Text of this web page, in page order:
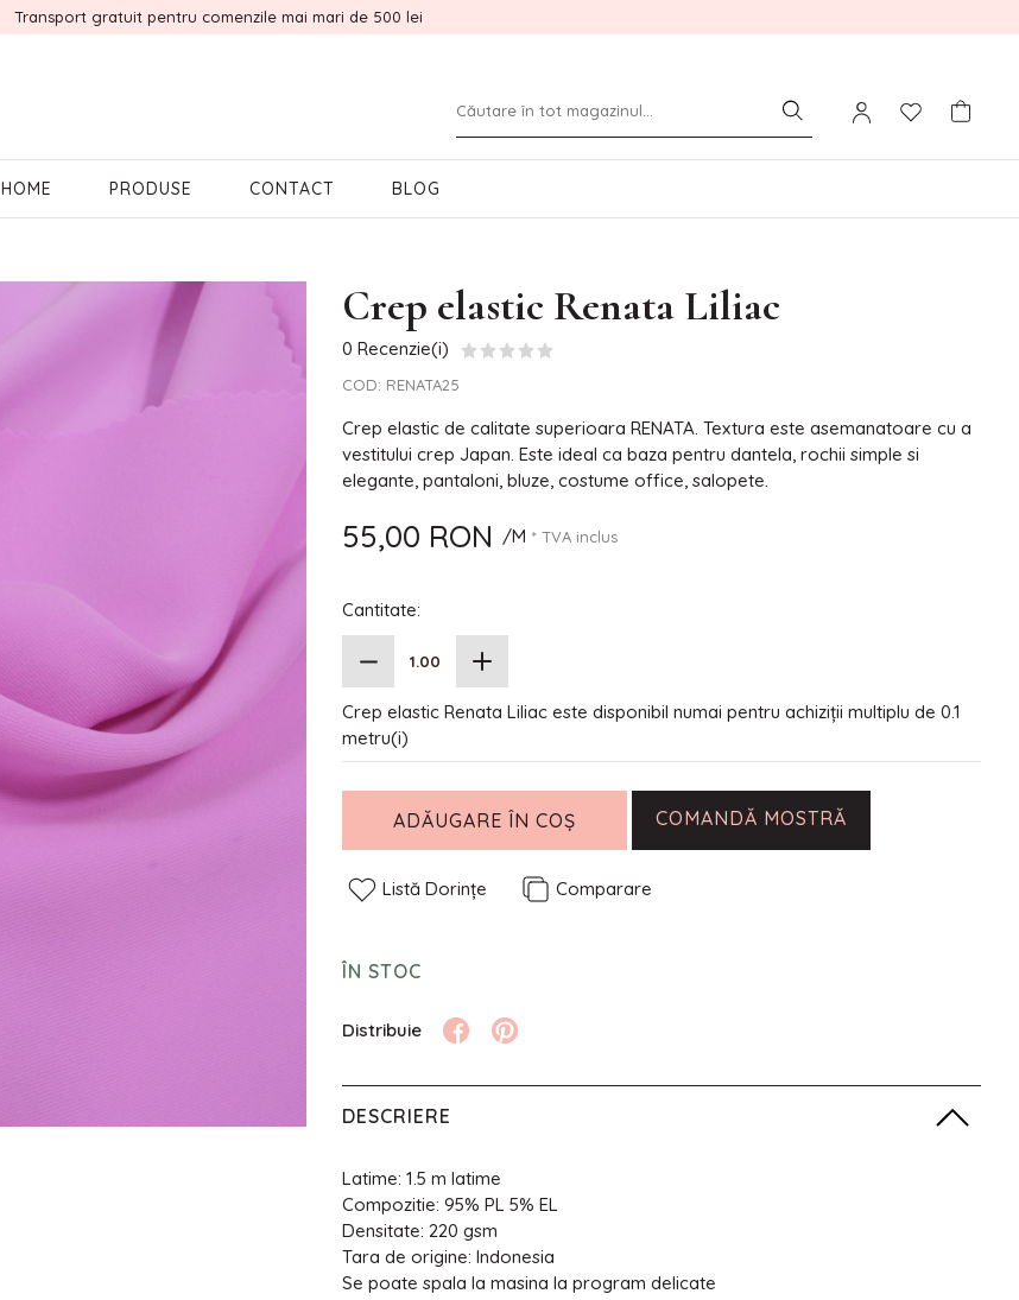
Transport gratuit pentru comenzile mai mari de 500 lei
HOME PRODUSE CONTACT BLOG
Crep elastic Renata Liliac
0 Recenzie(i)
COD: RENATA25
Crep elastic de calitate superioara RENATA. Textura este asemanatoare cu a
vestitului crep Japan. Este ideal ca baza pentru dantela, rochii simple si
elegante, pantaloni, bluze, costume office, salopete.
55,00 RON /M * TVA inclus
Cantitate:
Crep elastic Renata Liliac este disponibil numai pentru achiziții multiplu de 0.1
metru(i)
ADĂUGARE ÎN COȘ COMANDĂ MOSTRĂ
Listă Dorințe Comparare
ÎN STOC
DESCRIERE
Latime: 1.5 m latime
Compozitie: 95% PL 5% EL
Densitate: 220 gsm
Tara de origine: Indonesia
Se poate spala la masina la program delicate